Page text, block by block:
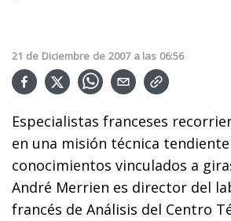
21 de Diciembre de 2007 a las 06:56
Especialistas franceses
en una misión técnica
conocimientos vinculados a
André Merrien es director del
francés de Análisis del Centro